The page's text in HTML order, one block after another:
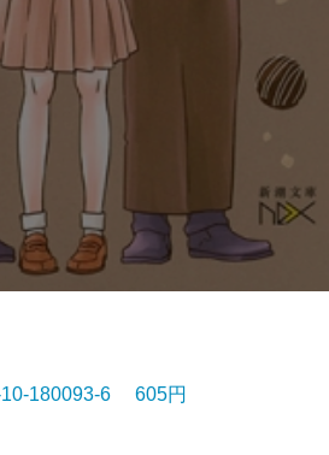
180093-6 605円